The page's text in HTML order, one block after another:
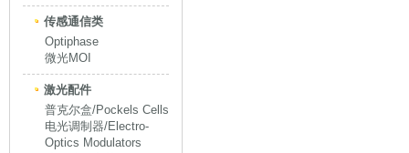
传感通信类
Optiphase
微光MOI
激光配件
普克尔盒/Pockels Cells
电光调制器/Electro-
Optics Modulators